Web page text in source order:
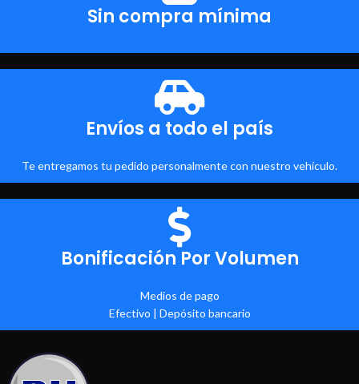
Sin compra mínima
Envíos a todo el país
Te entregamos tu pedido personalmente con nuestro vehículo.
Bonificación Por Volumen
Medios de pago
Efectivo | Depósito bancario